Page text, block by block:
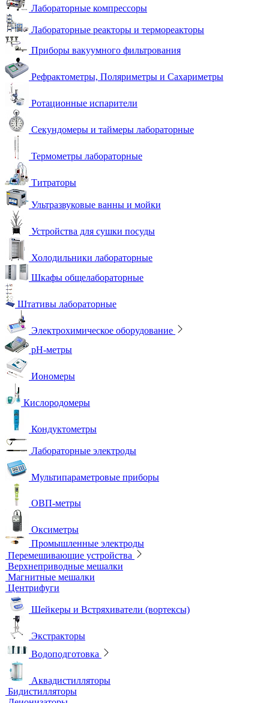
Лабораторные компрессоры
Лабораторные реакторы и термореакторы
Приборы вакуумного фильтрования
Рефрактометры, Поляриметры и Сахариметры
Ротационные испарители
Секундомеры и таймеры лабораторные
Термометры лабораторные
Титраторы
Ультразвуковые ванны и мойки
Устройства для сушки посуды
Холодильники лабораторные
Шкафы общелабораторные
Штативы лабораторные
Электрохимическое оборудование
pH-метры
Иономеры
Кислородомеры
Кондуктометры
Лабораторные электроды
Мультипараметровые приборы
ОВП-метры
Оксиметры
Промышленные электроды
Перемешивающие устройства
Верхнеприводные мешалки
Магнитные мешалки
Центрифуги
Шейкеры и Встряхиватели (вортексы)
Экстракторы
Водоподготовка